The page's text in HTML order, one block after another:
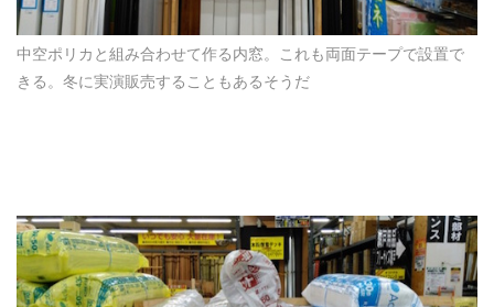
中空ポリカと組み合わせて作る内窓。これも両面テープで設置で
きる。冬に実演販売することもあるそうだ